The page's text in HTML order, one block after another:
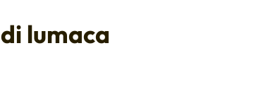
lumaca